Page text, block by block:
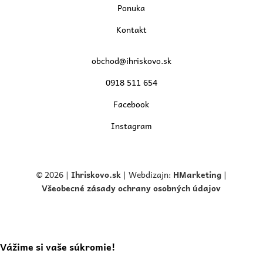
Ponuka
Kontakt
obchod@ihriskovo.sk
0918 511 654
Facebook
Instagram
© 2026 | Ihriskovo.sk| Webdizajn: HMarketing |
Všeobecné zásady ochrany osobných údajov
Vážime si vaše súkromie!